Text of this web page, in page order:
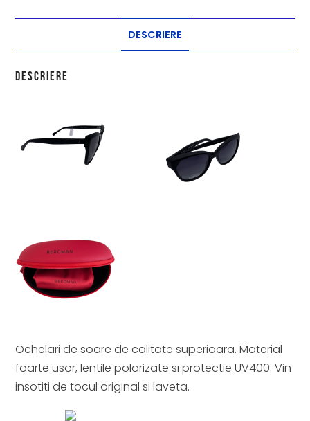
DESCRIERE
Descriere
Ochelari de soare de calitate superioara. Material
foarte usor, lentile polarizate sı protectie UV400. Vin
insotiti de tocul original si laveta.